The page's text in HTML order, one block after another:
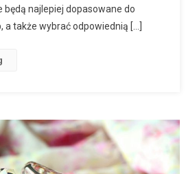
najlepiej dopasowane do
także wybrać odpowiednią […]